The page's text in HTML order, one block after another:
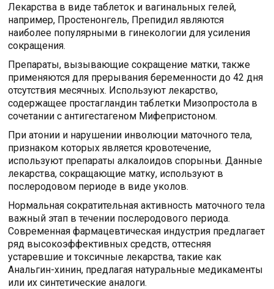
Лекарства в виде таблеток и вагинальных гелей,
например, Простенонгель, Препидил являются
наиболее популярными в гинекологии для усиления
сокращения.
Препараты, вызывающие сокращение матки, также
применяются для прерывания беременности до 42 дня
отсутствия месячных. Используют лекарство,
содержащее простагландин таблетки Мизопростола в
сочетании с антигестагеном Мифепристоном.
При атонии и нарушении инволюции маточного тела,
признаком которых является кровотечение,
используют препараты алкалоидов спорыньи. Данные
лекарства, сокращающие матку, используют в
послеродовом периоде в виде уколов.
Нормальная сократительная активность маточного тела
важный этап в течении послеродового периода.
Современная фармацевтическая индустрия предлагает
ряд высокоэффективных средств, оттесняя
устаревшие и токсичные лекарства, такие как
Анальгин-хинин, предлагая натуральные медикаменты
или их синтетические аналоги.